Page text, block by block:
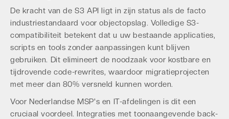
De kracht van de S3 API ligt in zijn status als de facto
industriestandaard voor objectopslag. Volledige S3-
compatibiliteit betekent dat u uw bestaande applicaties,
scripts en tools zonder aanpassingen kunt blijven
gebruiken. Dit elimineert de noodzaak voor kostbare en
tijdrovende code-rewrites, waardoor migratieprojecten
met meer dan 80% versneld kunnen worden.
Voor Nederlandse MSP's en IT-afdelingen is dit een
cruciaal voordeel. Integraties met toonaangevende back-